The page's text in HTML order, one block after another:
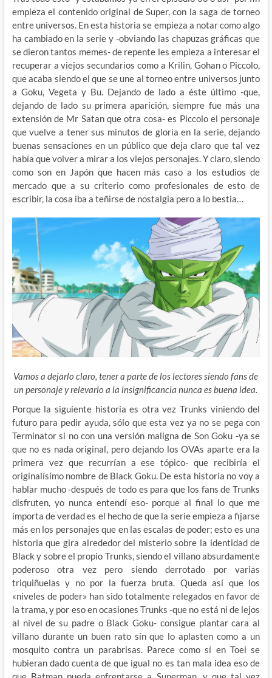
empieza el contenido original de Super, con la saga de torneo
entre universos. En esta historia se empieza a notar como algo
ha cambiado en la serie y -obviando las chapuzas gráficas que
se dieron tantos memes- de repente les empieza a interesar el
recuperar a viejos secundarios como a Krilin, Gohan o Piccolo,
que acaba siendo el que se une al torneo entre universos junto
a Goku, Vegeta y Bu. Dejando de lado a éste último -que,
dejando de lado su primera aparición, siempre fue más una
extensión de Mr Satan que otra cosa- es Piccolo el personaje
que vuelve a tener sus minutos de gloria en la serie, dejando
buenas sensaciones en un público que deja claro que tal vez
había que volver a mirar a los viejos personajes. Y claro, siendo
como son en Japón que hacen más caso a los estudios de
mercado que a su criterio como profesionales de esto de
escribir, la cosa iba a teñirse de nostalgia pero a lo bestia…
Vamos a dejarlo claro, tener a parte de los lectores siendo fans de
un personaje y relevarlo a la insignificancia nunca es buena idea.
Porque la siguiente historia es otra vez Trunks viniendo del
futuro para pedir ayuda, sólo que esta vez ya no se pega con
Terminator si no con una versión maligna de Son Goku -ya se
que no es nada original, pero dejando los OVAs aparte era la
primera vez que recurrían a ese tópico- que recibiría el
originalísimo nombre de Black Goku. De esta historia no voy a
hablar mucho -después de todo es para que los fans de Trunks
disfruten, yo nunca entendí eso- porque al final lo que me
importa de verdad es el hecho de que la serie empieza a fijarse
más en los personajes que en las escalas de poder; esto es una
historia que gira alrededor del misterio sobre la identidad de
Black y sobre el propio Trunks, siendo el villano absurdamente
poderoso otra vez pero siendo derrotado por varias
triquiñuelas y no por la fuerza bruta. Queda así que los
«niveles de poder» han sido totalmente relegados en favor de
la trama, y por eso en ocasiones Trunks -que no está ni de lejos
al nivel de su padre o Black Goku- consigue plantar cara al
villano durante un buen rato sin que lo aplasten como a un
mosquito contra un parabrisas. Parece como sí en Toei se
hubieran dado cuenta de que igual no es tan mala idea eso de